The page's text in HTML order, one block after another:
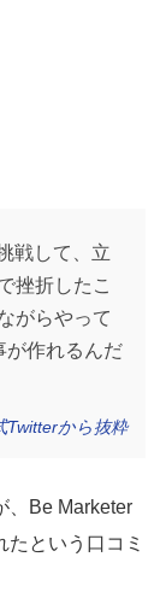
戦して、立
挫折したこ
がらやって
が作れるんだ
Twitterから抜粋
、Be Marketer
という口コミ